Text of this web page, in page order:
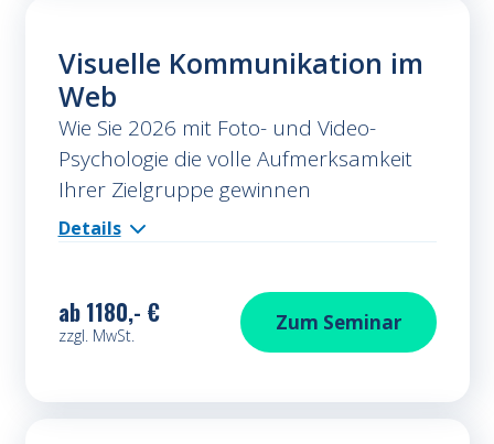
Visuelle Kommunikation im
Web
Wie Sie 2026 mit Foto- und Video-
Psychologie die volle Aufmerksamkeit
Ihrer Zielgruppe gewinnen
Details
ab1180,- €
zzgl. MwSt.
Zum Visuelle
Seminar